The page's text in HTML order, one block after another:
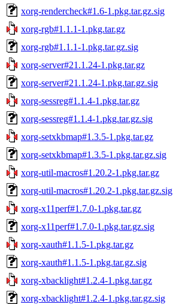
xorg-rendercheck#1.6-1.pkg.tar.gz.sig
xorg-rgb#1.1.1-1.pkg.tar.gz
xorg-rgb#1.1.1-1.pkg.tar.gz.sig
xorg-server#21.1.24-1.pkg.tar.gz
xorg-server#21.1.24-1.pkg.tar.gz.sig
xorg-sessreg#1.1.4-1.pkg.tar.gz
xorg-sessreg#1.1.4-1.pkg.tar.gz.sig
xorg-setxkbmap#1.3.5-1.pkg.tar.gz
xorg-setxkbmap#1.3.5-1.pkg.tar.gz.sig
xorg-util-macros#1.20.2-1.pkg.tar.gz
xorg-util-macros#1.20.2-1.pkg.tar.gz.sig
xorg-x11perf#1.7.0-1.pkg.tar.gz
xorg-x11perf#1.7.0-1.pkg.tar.gz.sig
xorg-xauth#1.1.5-1.pkg.tar.gz
xorg-xauth#1.1.5-1.pkg.tar.gz.sig
xorg-xbacklight#1.2.4-1.pkg.tar.gz
xorg-xbacklight#1.2.4-1.pkg.tar.gz.sig